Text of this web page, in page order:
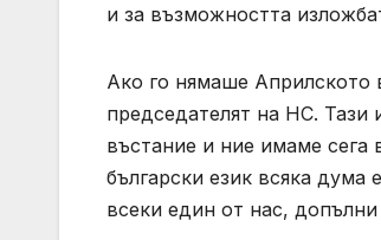
и за възможността
Ако го нямаше Априлското
председателят на НС.
въстание и ние имаме
български език всяка
всеки един от нас,